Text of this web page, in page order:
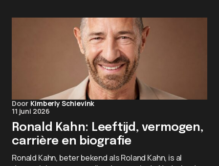
Door Kimberly Schievink
11 juni 2026
Ronald Kahn: Leeftijd, vermogen,
carrière en biografie
Ronald Kahn, beter bekend als Roland Kahn, is al